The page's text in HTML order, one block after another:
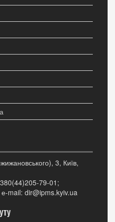
3, Київ,
79-01;
mail: dir@ipms.kyiv.ua